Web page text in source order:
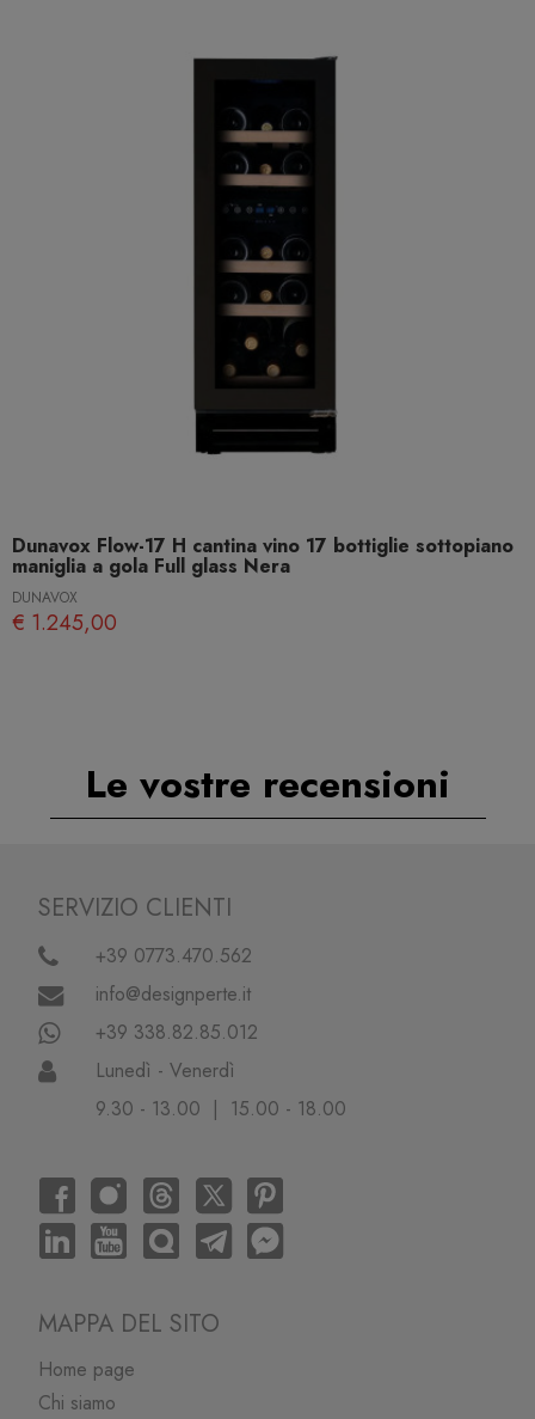
Dunavox Flow-17 H cantina vino 17 bottiglie sottopiano
maniglia a gola Full glass Nera
DUNAVOX
€ 1.245,00
Le vostre recensioni
SERVIZIO CLIENTI
+39 0773.470.562
info@designperte.it
+39 338.82.85.012
Lunedì - Venerdì
9.30 - 13.00 | 15.00 - 18.00
MAPPA DEL SITO
Home page
Chi siamo